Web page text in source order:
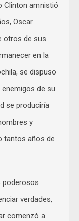
Clinton amnistió
Oscar
otros de sus
en la
se dispuso
de su
se produciría
y
tantos años de
poderosos
verdades,
comenzó a